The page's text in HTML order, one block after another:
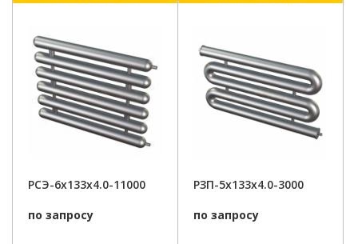
РСЭ-6x133x4.0-11000
по запросу
РЗП-5x133x4.0-3000
по запросу